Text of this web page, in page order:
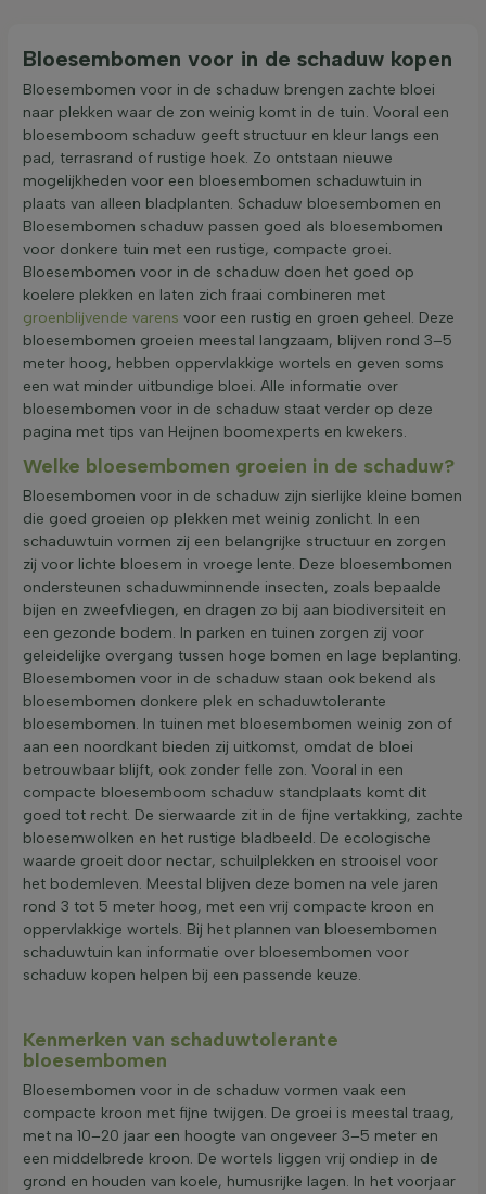
Schors/bast
Grondsoort
Kroonvorm
Groeiwijze
Filter toepassen
Bloesembomen voor in de schaduw kopen
Bloesembomen voor in de schaduw brengen zachte bloei
naar plekken waar de zon weinig komt in de tuin. Vooral een
bloesemboom schaduw geeft structuur en kleur langs een
pad, terrasrand of rustige hoek. Zo ontstaan nieuwe
mogelijkheden voor een bloesembomen schaduwtuin in
plaats van alleen bladplanten. Schaduw bloesembomen en
Bloesembomen schaduw passen goed als bloesembomen
voor donkere tuin met een rustige, compacte groei.
Bloesembomen voor in de schaduw doen het goed op
koelere plekken en laten zich fraai combineren met
groenblijvende varens voor een rustig en groen geheel. Deze
bloesembomen groeien meestal langzaam, blijven rond 3–5
meter hoog, hebben oppervlakkige wortels en geven soms
een wat minder uitbundige bloei. Alle informatie over
bloesembomen voor in de schaduw staat verder op deze
pagina met tips van Heijnen boomexperts en kwekers.
Welke bloesembomen groeien in de schaduw?
Bloesembomen voor in de schaduw zijn sierlijke kleine bomen
die goed groeien op plekken met weinig zonlicht. In een
schaduwtuin vormen zij een belangrijke structuur en zorgen
zij voor lichte bloesem in vroege lente. Deze bloesembomen
ondersteunen schaduwminnende insecten, zoals bepaalde
bijen en zweefvliegen, en dragen zo bij aan biodiversiteit en
een gezonde bodem. In parken en tuinen zorgen zij voor
geleidelijke overgang tussen hoge bomen en lage beplanting.
Bloesembomen voor in de schaduw staan ook bekend als
bloesembomen donkere plek en schaduwtolerante
bloesembomen. In tuinen met bloesembomen weinig zon of
aan een noordkant bieden zij uitkomst, omdat de bloei
betrouwbaar blijft, ook zonder felle zon. Vooral in een
compacte bloesemboom schaduw standplaats komt dit
goed tot recht. De sierwaarde zit in de fijne vertakking, zachte
bloesemwolken en het rustige bladbeeld. De ecologische
waarde groeit door nectar, schuilplekken en strooisel voor
het bodemleven. Meestal blijven deze bomen na vele jaren
rond 3 tot 5 meter hoog, met een vrij compacte kroon en
oppervlakkige wortels. Bij het plannen van bloesembomen
schaduwtuin kan informatie over bloesembomen voor
schaduw kopen helpen bij een passende keuze.
Kenmerken van schaduwtolerante
bloesembomen
Bloesembomen voor in de schaduw vormen vaak een
compacte kroon met fijne twijgen. De groei is meestal traag,
met na 10–20 jaar een hoogte van ongeveer 3–5 meter en
een middelbrede kroon. De wortels liggen vrij ondiep in de
grond en houden van koele, humusrijke lagen. In het voorjaar